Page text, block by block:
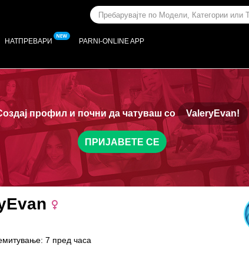
НАТПРЕВАРИ PARNI-ONLINE APP
профил и почни да чатуваш со ValeryEvan!
ПРИЈАВЕТЕ СЕ
7 пред часа